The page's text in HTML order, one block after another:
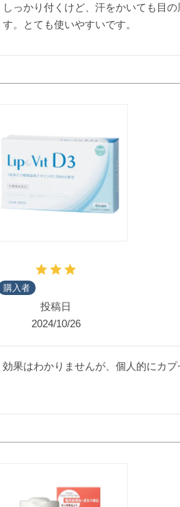
しっかり付くけど、汗をかいても目
す。とても使いやすいです。
購入者
投稿日
2024/10/26
効果はわかりませんが、個人的にカプ